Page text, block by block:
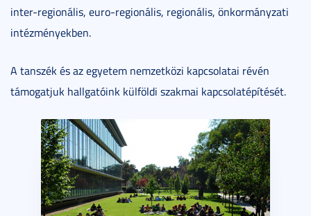
inter-regionális, euro-regionális, regionális, önkormányzati
intézményekben.
A tanszék és az egyetem nemzetközi kapcsolatai révén
támogatjuk hallgatóink külföldi szakmai kapcsolatépítését.